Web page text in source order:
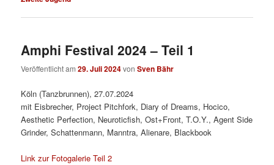
Amphi Festival 2024 – Teil 1
Veröffentlicht am29. Juli 2024vonSven Bähr
Köln (Tanzbrunnen), 27.07.2024
mit Eisbrecher, Project Pitchfork, Diary of Dreams, Hocico,
Aesthetic Perfection, Neuroticfish, Ost+Front, T.O.Y., Agent Side
Grinder, Schattenmann, Manntra, Alienare, Blackbook
Link zur Fotogalerie Teil 2